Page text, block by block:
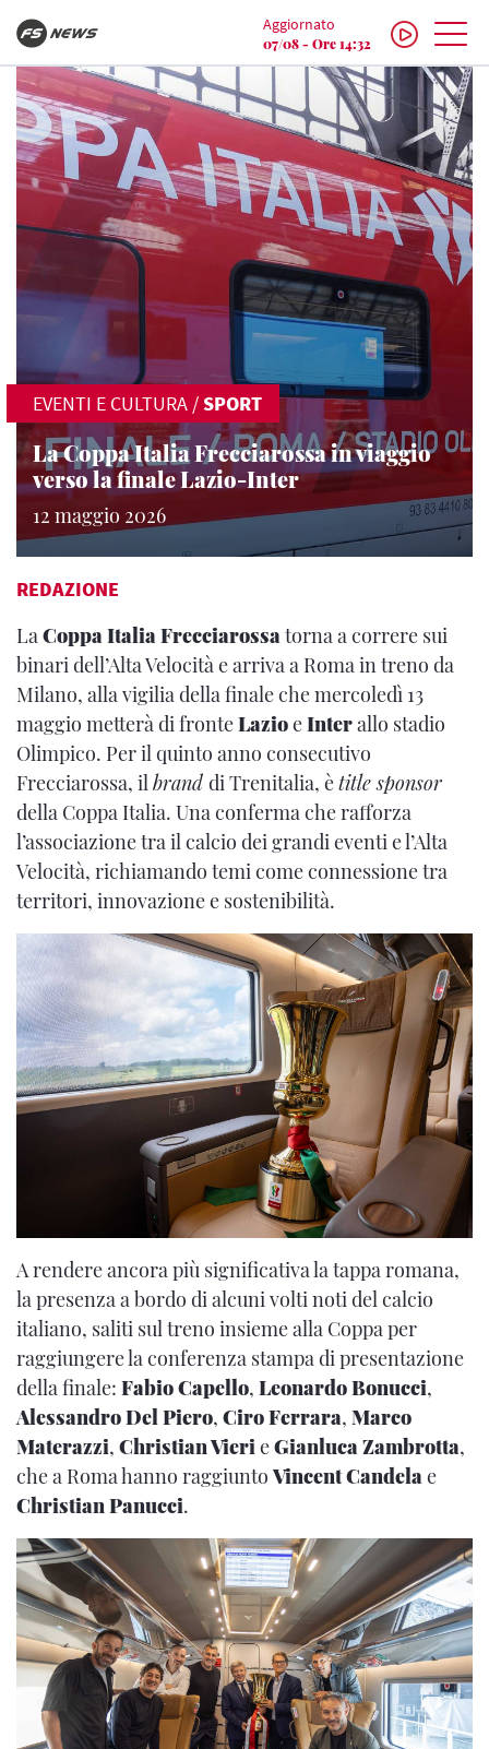
Aggiornato
07/08 - Ore 14:32
EVENTI E CULTURA /SPORT
La Coppa Italia Frecciarossa in viaggio
verso la finale Lazio-Inter
12 maggio 2026
REDAZIONE
LaCoppa Italia Frecciarossatorna a correre sui
binari dell’Alta Velocità e arriva a Roma in treno da
Milano, alla vigilia della finale che mercoledì 13
maggio metterà di fronteLazioeInterallo stadio
Olimpico. Per il quinto anno consecutivo
Frecciarossa, ilbrand di Trenitalia, ètitle sponsor
della Coppa Italia. Una conferma che rafforza
l’associazione tra il calcio dei grandi eventi e l’Alta
Velocità, richiamando temi come connessione tra
territori, innovazione e sostenibilità.
A rendere ancora più significativa la tappa romana,
la presenza a bordo di alcuni volti noti del calcio
italiano, saliti sul treno insieme alla Coppa per
raggiungere la conferenza stampa di presentazione
della finale: Fabio Capello, Leonardo Bonucci,
Alessandro Del Piero, Ciro Ferrara, Marco
Materazzi, Christian Vieri eGianluca Zambrotta,
che a Roma hanno raggiuntoVincent Candela e
Christian Panucci.